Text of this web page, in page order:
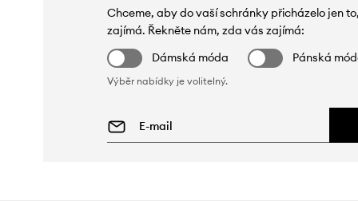
Chceme, aby do vaší schránky přicházelo jen
zajímá. Řekněte nám, zda vás zajímá:
Dámská móda
Pánská
Výběr nabídky je volitelný.